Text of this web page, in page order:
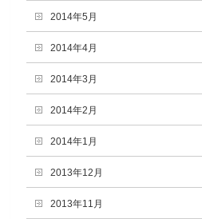
2014年5月
2014年4月
2014年3月
2014年2月
2014年1月
2013年12月
2013年11月